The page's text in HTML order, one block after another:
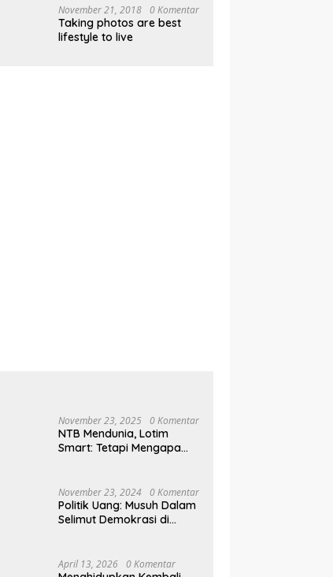
Mangrove
November 21, 2018 0 Komentar
Taking photos are best
lifestyle to live
November 23, 2025 0 Komentar
NTB Mendunia, Lotim
Smart: Tetapi Mengapa
November 23, 2024 0 Komentar
Politik Uang: Musuh Dalam
Selimut Demokrasi di
April 13, 2026 0 Komentar